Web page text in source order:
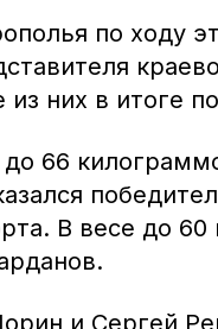
по ходу
них в итоге
до 66
В весе до
и Сергей